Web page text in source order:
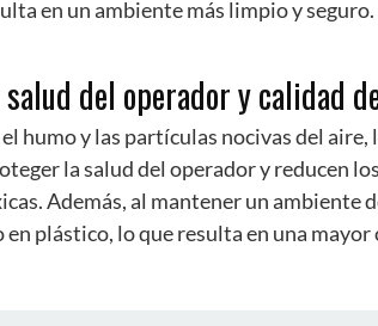
en un ambiente más limpio y seguro.
del operador y calidad
humo y las partículas nocivas del aire,
la salud del operador y reducen
Además, al mantener un ambiente
plástico, lo que resulta en una mayor